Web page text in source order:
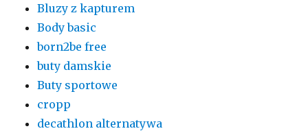
Bluzy z kapturem
Body basic
born2be free
buty damskie
Buty sportowe
cropp
decathlon alternatywa